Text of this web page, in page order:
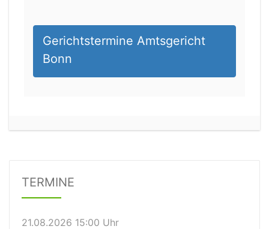
Gerichtstermine Amtsgericht
Bonn
TERMINE
Amtsgericht Unna
21.08.2026 15:00 Uhr
Amtsgericht Stuttgart
Dauer: 30